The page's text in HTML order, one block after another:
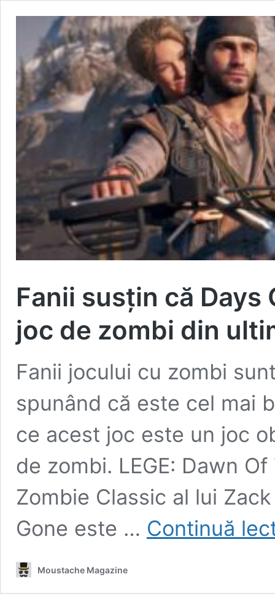
Fanii susțin că Days
joc de zombi din
Fanii jocului cu zombi
spunând că este cel mai
ce acest joc este un joc
de zombi. LEGE: Dawn
Zombie Classic al lui
Gone este … Continuă
Moustache Magazine